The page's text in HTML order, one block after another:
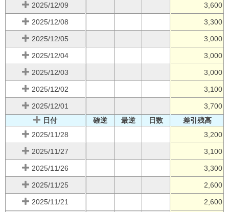
2025/12/09 3,600
2025/12/08 3,300
2025/12/05 3,000
2025/12/04 3,000
2025/12/03 3,000
2025/12/02 3,100
2025/12/01
3,700
日付
確逆 最逆 日数
差引残高
2025/11/28
3,200
2025/11/27 3,100
2025/11/26 3,300
2025/11/25 2,600
2025/11/21 2,600